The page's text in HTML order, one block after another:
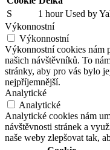
S
1 hour Used by
Výkonnostní
Výkonnostní
Výkonnostní cookies nám
našich návštěvníků. To
stránky, aby pro vás bylo
nejpříjemnější.
Analytické
Analytické
Analytické cookies nám
návštěvnosti stránek a
naše weby zlepšovat tak,